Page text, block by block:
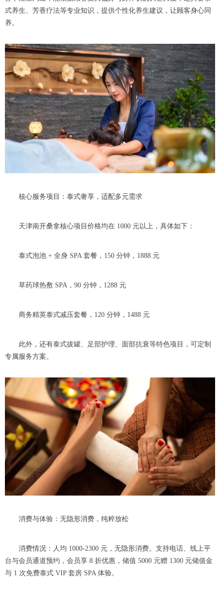
式养生、芳香疗法等专业知识，提供个性化养生建议，让顾客身心同
养。
核心服务项目：泰式奢享，适配多元需求
天津南开桑拿核心项目价格均在 1000 元以上，具体如下：
泰式泡池 + 全身 SPA 套餐，150 分钟，1888 元
草药球热敷 SPA，90 分钟，1288 元
商务精英泰式减压套餐，120 分钟，1488 元
此外，还有泰式拔罐、足部护理、面部抗衰等特色项目，可定制
专属服务方案。
消费与体验：无隐形消费，纯粹放松
消费情况：人均 1000-2300 元，无隐形消费。支持电话、线上平
台与会员通道预约，会员享 8 折优惠，储值 5000 元赠 1300 元储值金
与 1 次免费泰式 VIP 套房 SPA 体验。